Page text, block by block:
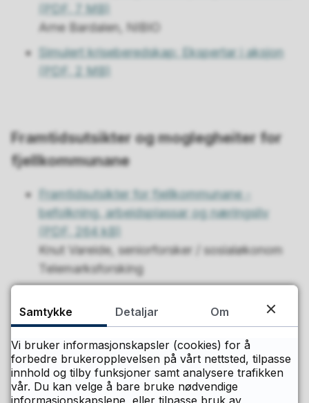
(PDF, 7 MB)
Arne Bardalen, NIBIO
Simulert kriseberedskap: Ekspertar i aksjon
(PDF, 2 MB)
Framtidsutsikter og moglegheiter for
fjellkommunane
Framtidsutsikter for fjellkommunane -
befolkning, arbeidsplassar og næringsliv
(PDF, 264 kB)
Knut Vareide, seniorforsker / sosialøkonom
Telemarksforsking
Bjørn Holte, seriegründer
Bondens bord - servering frå gardsbruk i
fjellet(PDF, 4 MB)
Marianne Øverhaug, gardbrukar Storeggen
gård
Samtykke Detaljar Om
Vi bruker informasjonskapsler (cookies) for å
forbedre brukeropplevelsen på vårt nettsted, tilpasse
innhold og tilby funksjoner samt analysere trafikken
vår. Du kan velge å bare bruke nødvendige
informasjonskapslene, eller tilpasse bruk av